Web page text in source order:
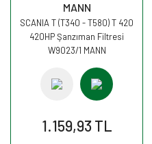
MANN
SCANIA T (T340 - T580) T 420
420HP Şanzıman Filtresi
W9023/1 MANN
1.159,93 TL